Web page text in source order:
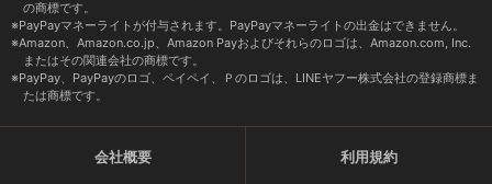
の商標です。
PayPayマネーライトが付与されます。PayPayマネーライトの出金はできません。
Amazon、Amazon.co.jp、Amazon Payおよびそれらのロゴは、Amazon.com, Inc.
またはその関連会社の商標です。
PayPay、PayPayのロゴ、ペイペイ、Ｐのロゴは、LINEヤフー株式会社の登録商標ま
たは商標です。
会社概要 利用規約